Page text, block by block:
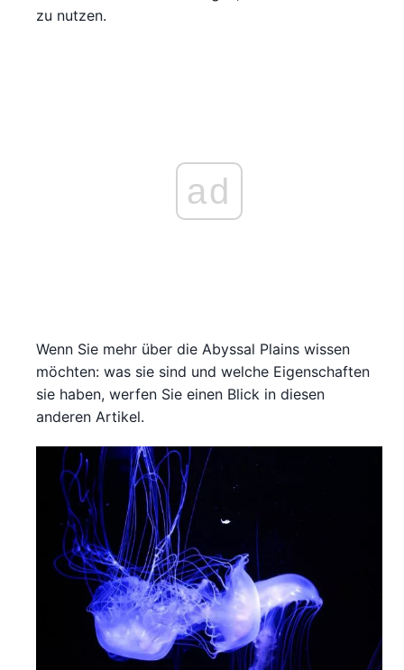
zu nutzen.
ad
Wenn Sie mehr über die Abyssal Plains wissen
möchten: was sie sind und welche Eigenschaften
sie haben, werfen Sie einen Blick in diesen
anderen Artikel.